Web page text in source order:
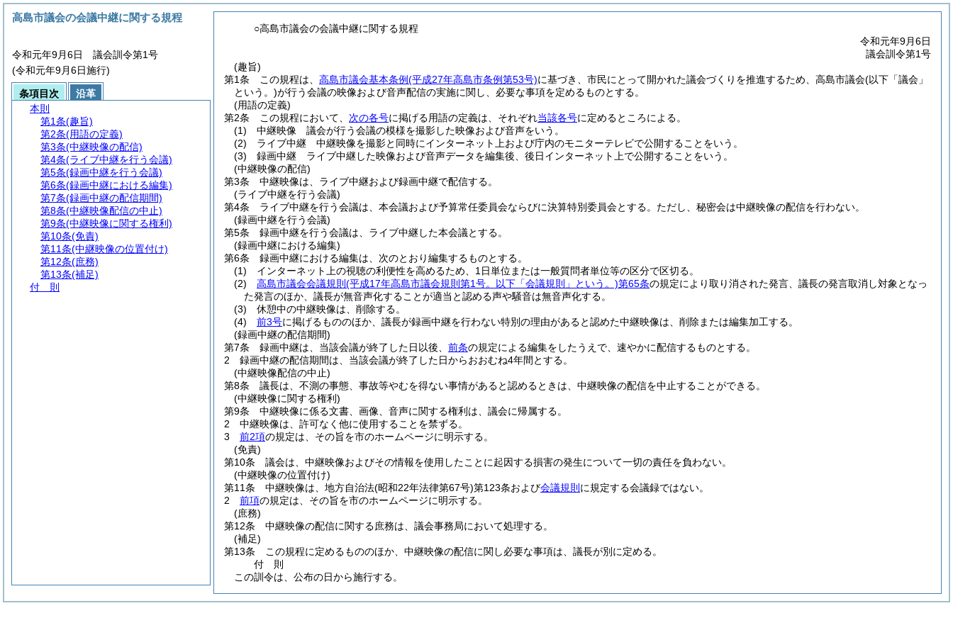
○高島市議会の会議中継に関する規程
令和元年9月6日
議会訓令第1号
(趣旨)
第1条
この規程は、 高島市議会基本条例(平成27年高島市条例第53号)に基づき、市民にとって開かれた議会づくりを推進するため、高島市議会(以下「議会」
という。)が行う会議の映像および音声配信の実施に関し、必要な事項を定めるものとする。
(用語の定義)
第2条
この規程において、 次の各号に掲げる用語の定義は、それぞれ当該各号に定めるところによる。
(1)
中継映像 議会が行う会議の模様を撮影した映像および音声をいう。
(2)
ライブ中継 中継映像を撮影と同時にインターネット上および庁内のモニターテレビで公開することをいう。
(3)
録画中継 ライブ中継した映像および音声データを編集後、後日インターネット上で公開することをいう。
(中継映像の配信)
第3条
中継映像は、ライブ中継および録画中継で配信する。
(ライブ中継を行う会議)
第4条
ライブ中継を行う会議は、本会議および予算常任委員会ならびに決算特別委員会とする。 ただし、秘密会は中継映像の配信を行わない。
(録画中継を行う会議)
第5条
録画中継を行う会議は、ライブ中継した本会議とする。
(録画中継における編集)
第6条
録画中継における編集は、次のとおり編集するものとする。
(1)
インターネット上の視聴の利便性を高めるため、1日単位または一般質問者単位等の区分で区切る。
(2)
高島市議会会議規則 (平成17年高島市議会規則第1号。以下「会議規則」という。)第65条の規定により取り消された発言、議長の発言取消し対象となっ
た発言のほか、議長が無音声化することが適当と認める声や騒音は無音声化する。
(3)
休憩中の中継映像は、削除する。
(4)
前3号に掲げるもののほか、議長が録画中継を行わない特別の理由があると認めた中継映像は、削除または編集加工する。
(録画中継の配信期間)
第7条
録画中継は、当該会議が終了した日以後、 前条の規定による編集をしたうえで、速やかに配信するものとする。
2
録画中継の配信期間は、当該会議が終了した日からおおむね4年間とする。
(中継映像配信の中止)
第8条
議長は、不測の事態、事故等やむを得ない事情があると認めるときは、中継映像の配信を中止することができる。
(中継映像に関する権利)
第9条
中継映像に係る文書、画像、音声に関する権利は、議会に帰属する。
2
中継映像は、許可なく他に使用することを禁ずる。
3
前2項の規定は、その旨を市のホームページに明示する。
(免責)
第10条
議会は、中継映像およびその情報を使用したことに起因する損害の発生について一切の責任を負わない。
(中継映像の位置付け)
第11条
中継映像は、地方自治法(昭和22年法律第67号)第123条および会議規則 に規定する会議録ではない。
2
前項の規定は、その旨を市のホームページに明示する。
(庶務)
第12条
中継映像の配信に関する庶務は、議会事務局において処理する。
(補足)
第13条
この規程に定めるもののほか、中継映像の配信に関し必要な事項は、議長が別に定める。
付 則
この訓令は、公布の日から施行する。
高島市議会の会議中継に関する規程
令和元年9月6日 議会訓令第1号
(令和元年9月6日施行)
条項目次
沿革
本則
第1条(趣旨)
第2条(用語の定義)
第3条(中継映像の配信)
第4条(ライブ中継を行う会議)
第5条(録画中継を行う会議)
第6条(録画中継における編集)
第7条(録画中継の配信期間)
第8条(中継映像配信の中止)
第9条(中継映像に関する権利)
第10条(免責)
第11条(中継映像の位置付け)
第12条(庶務)
第13条(補足)
付 則